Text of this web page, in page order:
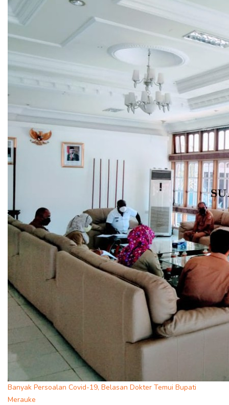
Banyak Persoalan Covid-19, Belasan Dokter Temui Bupati
Merauke